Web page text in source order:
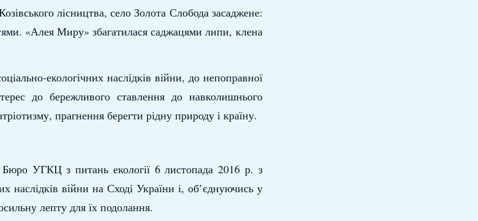
лісництва, село Золота Слобода засаджене:
«Алея Миру» збагатилася саджацями липи, клена
екологічних наслідків війни, до непоправної
до бережливого ставлення до навколишнього
прагнення берегти рідну природу і країну.
Бюро УГКЦ з питань екології 6 листопада 2016 р. з
наслідків війни на Сході України і, об’єднуючись у
лепту для їх подолання.